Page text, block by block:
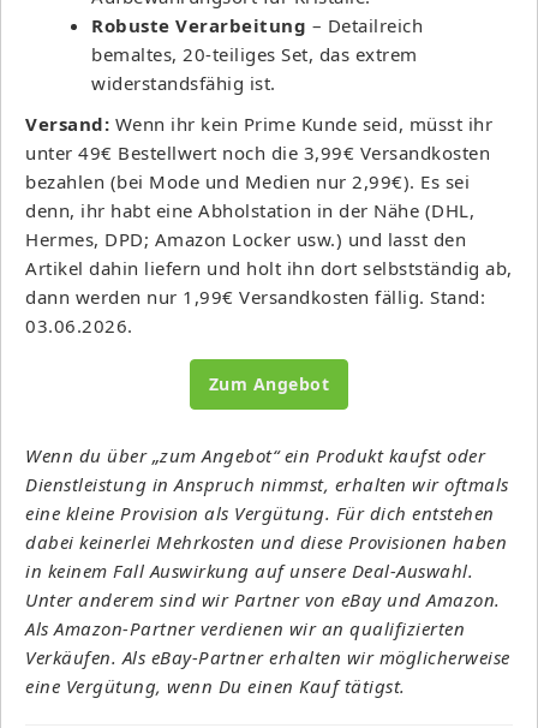
Robuste Verarbeitung – Detailreich
bemaltes, 20-teiliges Set, das extrem
widerstandsfähig ist.
Versand: Wenn ihr kein Prime Kunde seid, müsst ihr
unter 49€ Bestellwert noch die 3,99€ Versandkosten
bezahlen (bei Mode und Medien nur 2,99€). Es sei
denn, ihr habt eine Abholstation in der Nähe (DHL,
Hermes, DPD; Amazon Locker usw.) und lasst den
Artikel dahin liefern und holt ihn dort selbstständig ab,
dann werden nur 1,99€ Versandkosten fällig. Stand:
03.06.2026.
Zum Angebot
Wenn du über „zum Angebot“ ein Produkt kaufst oder
Dienstleistung in Anspruch nimmst, erhalten wir oftmals
eine kleine Provision als Vergütung. Für dich entstehen
dabei keinerlei Mehrkosten und diese Provisionen haben
in keinem Fall Auswirkung auf unsere Deal-Auswahl.
Unter anderem sind wir Partner von eBay und Amazon.
Als Amazon-Partner verdienen wir an qualifizierten
Verkäufen. Als eBay-Partner erhalten wir möglicherweise
eine Vergütung, wenn Du einen Kauf tätigst.